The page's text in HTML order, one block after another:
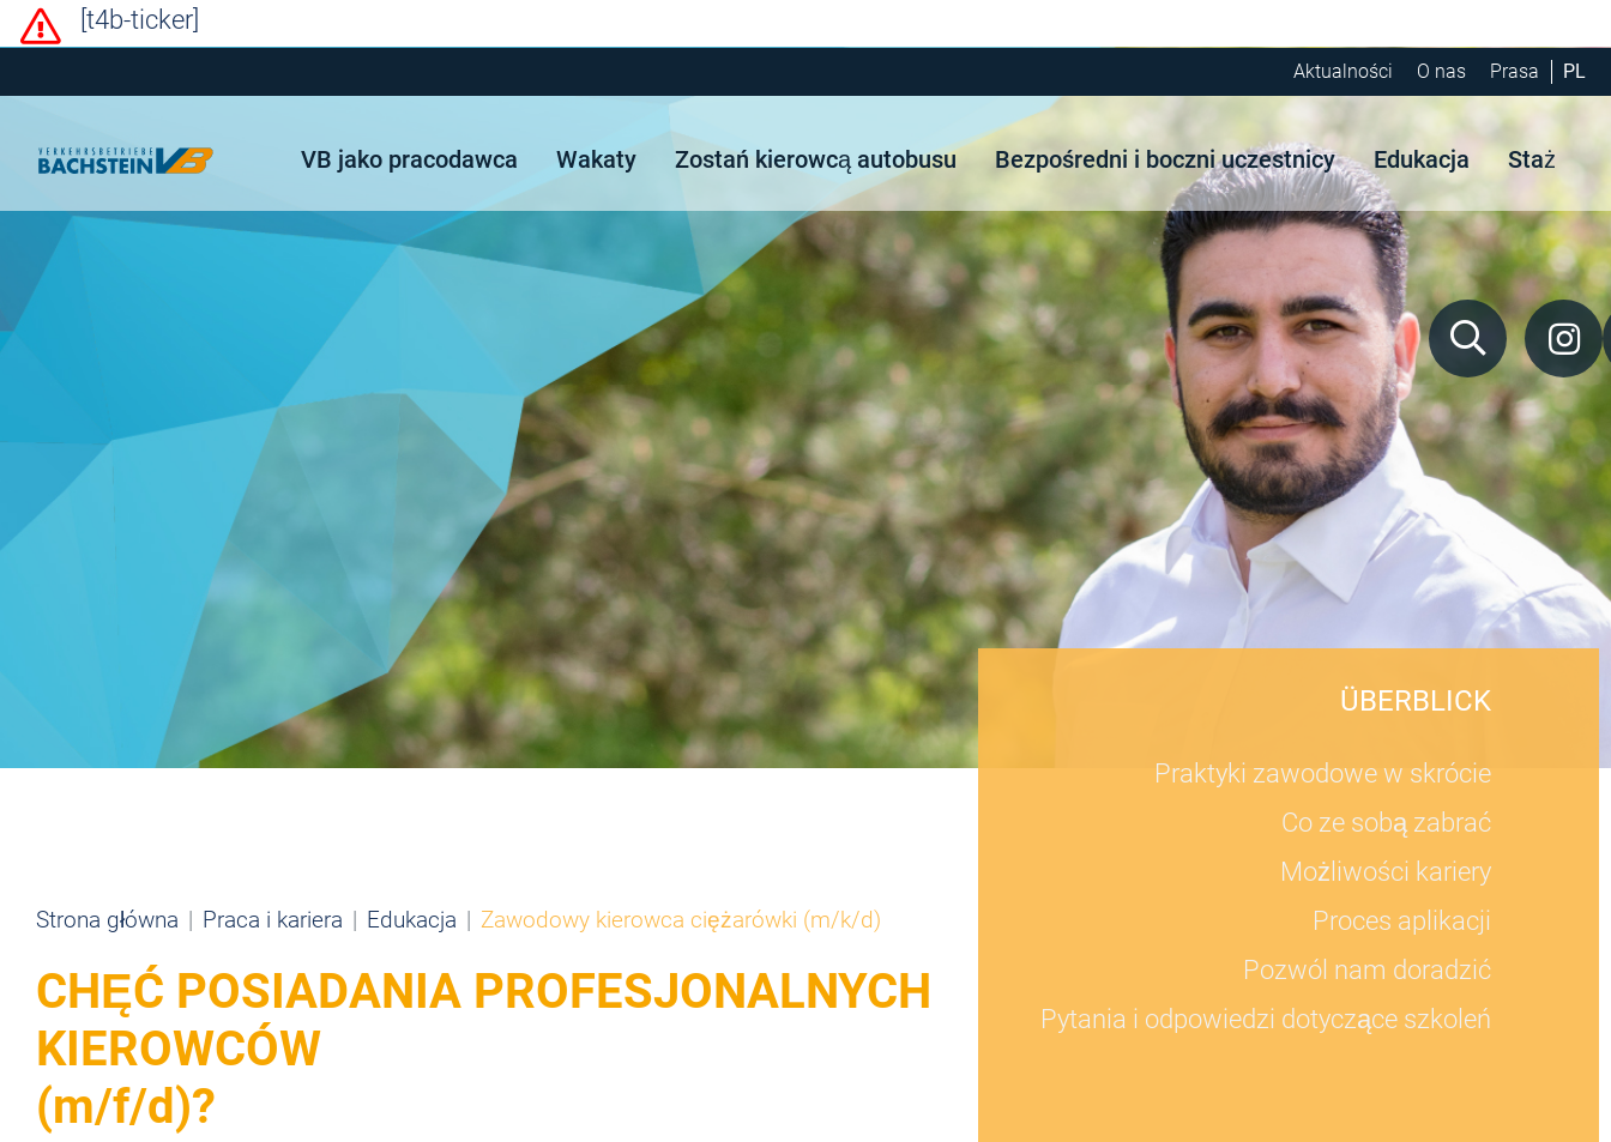
[t4b-ticker]
Aktualności O nas Prasa PL
VB jako pracodawca Wakaty Zostań kierowcą autobusu Bezpośredni i boczni uczestnicy Edukacja Staż
ÜBERBLICK
Praktyki zawodowe w skrócie
Co ze sobą zabrać
Możliwości kariery
Proces aplikacji
Pozwól nam doradzić
Pytania i odpowiedzi dotyczące szkoleń
Strona główna Praca i kariera Edukacja Zawodowy kierowca ciężarówki (m/k/d)
CHĘĆ POSIADANIA PROFESJONALNYCH
KIEROWCÓW
(m/f/d)?